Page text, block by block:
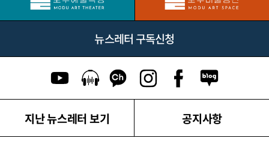
뉴스레터 구독신청
지난 뉴스레터 보기
카카오톡 채널 이동
유튜브 이동팟캐스트 이동 네이버블로
페이스북 이동
인스타그램 이동
공지사항